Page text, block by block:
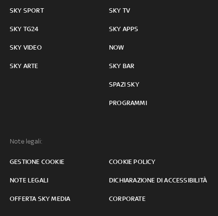
SKY SPORT
SKY TG24
SKY VIDEO
SKY ARTE
SKY TV
SKY APPS
NOW
SKY BAR
SPAZI SKY
PROGRAMMI
Note legali:
GESTIONE COOKIE COOKIE POLICY
NOTE LEGALI DICHIARAZIONE DI ACCESSIBILITÀ
OFFERTA SKY MEDIA CORPORATE